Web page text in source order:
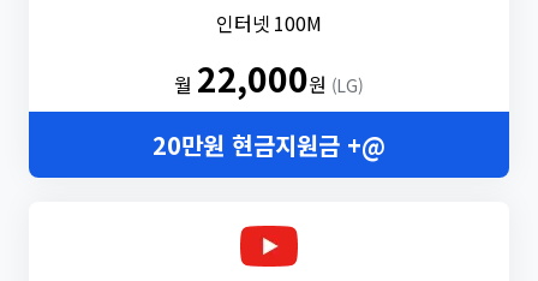
인터넷 100M
월 22,000원 (LG)
20만원 현금지원금 +@